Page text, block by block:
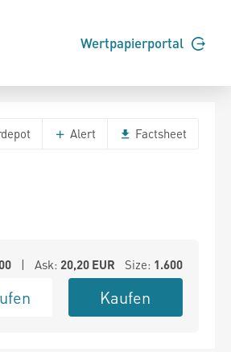
Wertpapierportal
Alert Factsheet
| Ask: 20,20EUR Size: 1.600
Kaufen